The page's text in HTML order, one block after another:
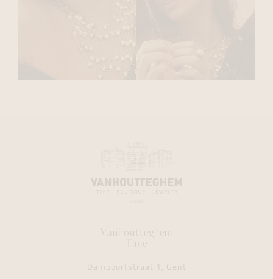
Vanhoutteghem
Time
Dampoortstraat 1, Gent